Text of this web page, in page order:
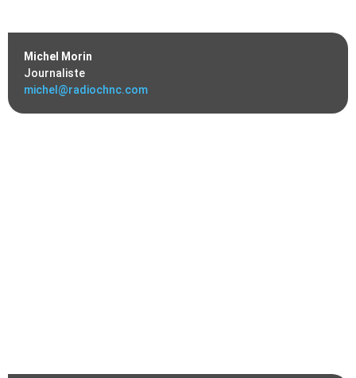
Michel Morin
Journaliste
michel@radiochnc.com